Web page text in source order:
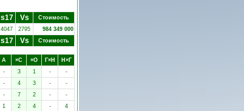
s17 Vs
Стоимость
4047 2795 984 349 000
s17 Vs Стоимость
А ×C ×O Г×Н
Н×Г
- 3 1 -
-
- 4 3 -
-
- 7 2 -
-
1 2 4 -
4